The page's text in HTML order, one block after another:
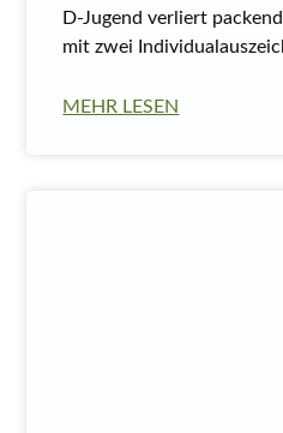
D-Jugend verliert
mit zwei
MEHR LESEN